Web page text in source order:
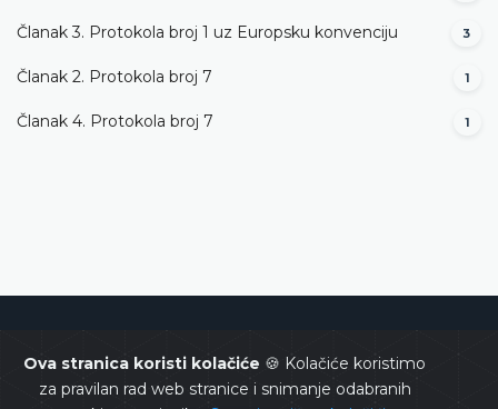
Ova stranica koristi kolačiće 🍪 Kolačiće koristimo
za pravilan rad web stranice i snimanje odabranih
Članak 3. Protokola broj 1 uz Europsku konvenciju 3
Članak 2. Protokola broj 7 1
Članak 4. Protokola broj 7 1